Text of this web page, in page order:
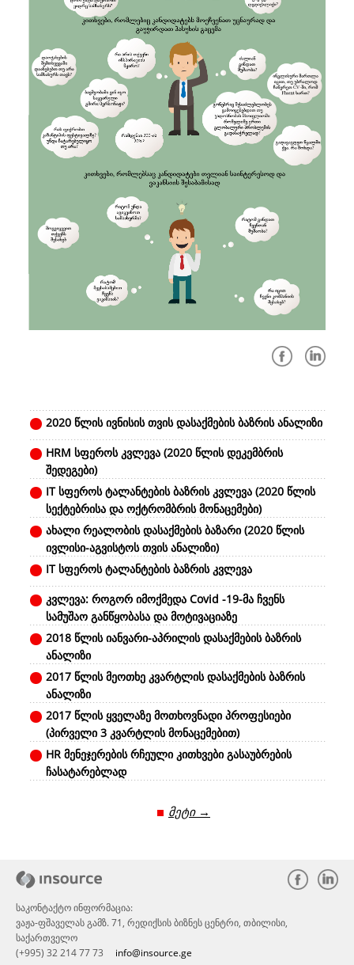
2020 წლის ივნისის თვის დასაქმების ბაზრის ანალიზი
HRM სფეროს კვლევა (2020 წლის დეკემბრის
შედეგები)
IT სფეროს ტალანტების ბაზრის კვლევა (2020 წლის
სექტებრისა და ოქტრომბრის მონაცემები)
ახალი რეალობის დასაქმების ბაზარი (2020 წლის
ივლისი-აგვისტოს თვის ანალიზი)
IT სფეროს ტალანტების ბაზრის კვლევა
კვლევა: როგორ იმოქმედა Covid -19-მა ჩვენს
სამუშაო განწყობასა და მოტივაციაზე
2018 წლის იანვარი-აპრილის დასაქმების ბაზრის
ანალიზი
2017 წლის მეოთხე კვარტლის დასაქმების ბაზრის
ანალიზი
2017 წლის ყველაზე მოთხოვნადი პროფესიები
(პირველი 3 კვარტლის მონაცემებით)
HR მენეჯერების რჩეული კითხვები გასაუბრების
ჩასატარებლად
მეტი →
საკონტაქტო ინფორმაცია:
ვაჟა-ფშაველას გამზ. 71, რედიქსის ბიზნეს ცენტრი, თბილისი,
საქართველო
(+995) 32 214 77 73 info@insource.ge